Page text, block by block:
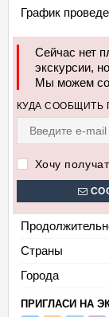
График
Сейчас нет
экскурсии,
Мы можем
КУДА СООБЩИТЬ
Хочу
Страны
Города
ПРИГЛАСИ НА